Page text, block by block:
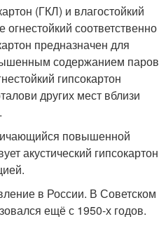
(ГКЛ) и влагостойкий
соответственно
предназначен для
содержанием паров
гипсокартон
других мест вблизи
повышенной
акустический гипсокартон
в России. В Советском
ещё с 1950-х годов.